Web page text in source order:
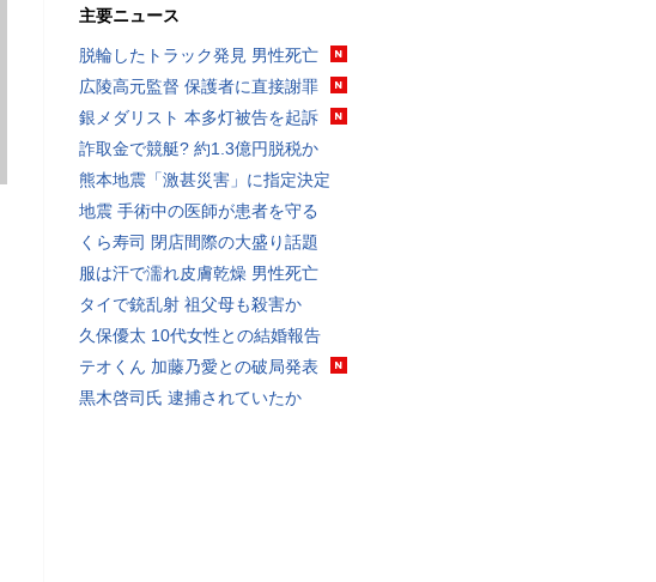
主要ニュース
脱輪したトラック発見 男性死亡
広陵高元監督 保護者に直接謝罪
銀メダリスト 本多灯被告を起訴
詐取金で競艇? 約1.3億円脱税か
熊本地震「激甚災害」に指定決定
地震 手術中の医師が患者を守る
くら寿司 閉店間際の大盛り話題
服は汗で濡れ皮膚乾燥 男性死亡
タイで銃乱射 祖父母も殺害か
久保優太 10代女性との結婚報告
テオくん 加藤乃愛との破局発表
黒木啓司氏 逮捕されていたか